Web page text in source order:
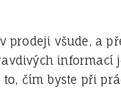
všude, a
čím byste při